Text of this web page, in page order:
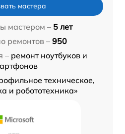
мастера
мастером – 5 лет
ремонтов – 950
– ремонт ноутбуков и
техническое,
и робототехника»